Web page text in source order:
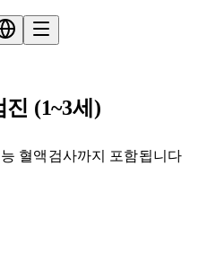
(1~3세)
혈액검사까지 포함됩니다